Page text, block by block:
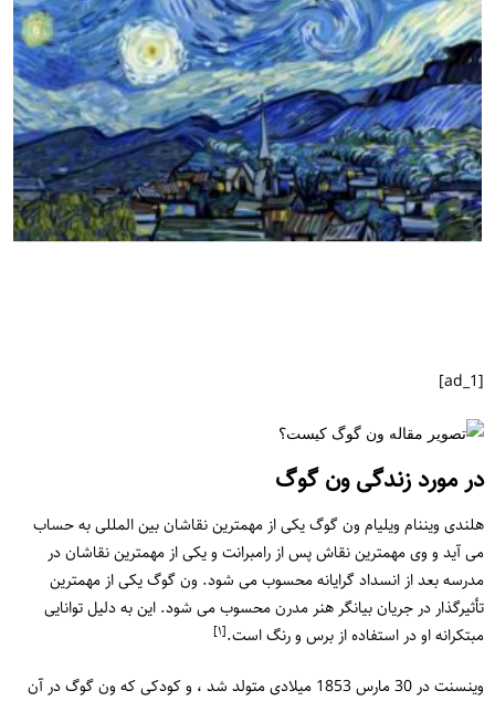
[ad_1]
در مورد زندگی ون گوگ
هلندی ویننام ویلیام ون گوگ یکی از مهمترین نقاشان بین المللی به حساب
می آید و وی مهمترین نقاش پس از رامبرانت و یکی از مهمترین نقاشان در
مدرسه بعد از انسداد گرایانه محسوب می شود. ون گوگ یکی از مهمترین
تأثیرگذار در جریان بیانگر هنر مدرن محسوب می شود. این به دلیل توانایی
مبتکرانه او در استفاده از برس و رنگ است.[١]
وینسنت در 30 مارس 1853 میلادی متولد شد ، و کودکی که ون گوگ در آن